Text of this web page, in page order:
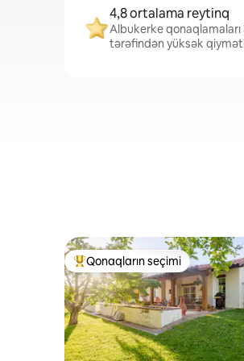
4,8 ortalama reytinq
Albukerke
tərəfindən yüksək
Populyar "Qonaqların seçimi"
Qonaqların seçimi